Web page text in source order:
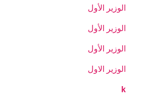
الوزير الأول
الوزير الأول
الوزير الأول
الوزير الاول
k